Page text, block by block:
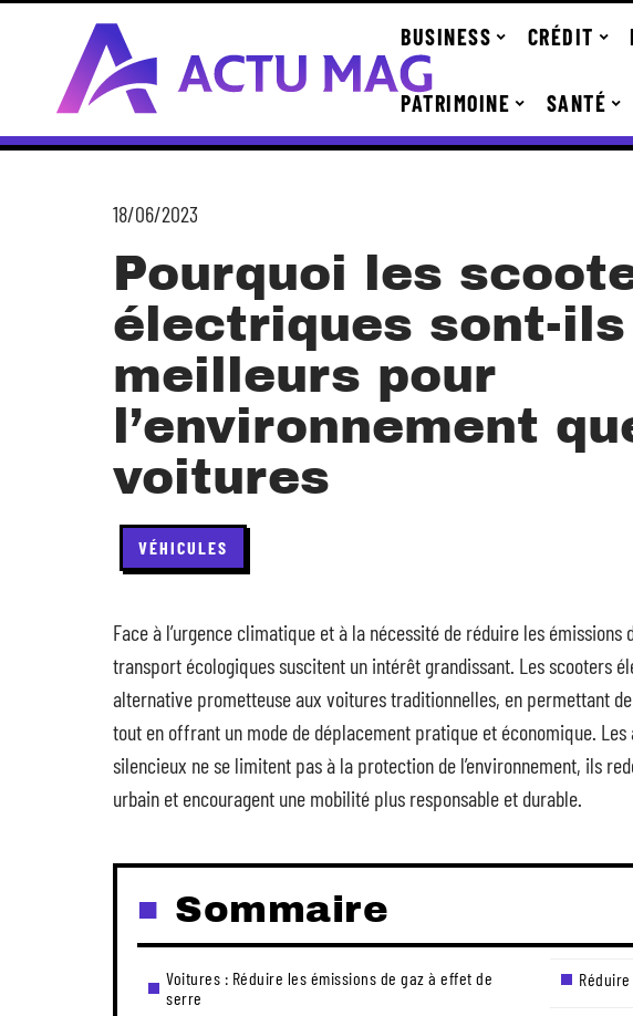
BUSINESS CRÉDIT
PATRIMOINE SANTÉ
18/06/2023
Pourquoi les
électriques sont-ils
meilleurs pour
l’environnement
voitures
VÉHICULES
Face à l’urgence climatique et à la nécessité de réduire les
transport écologiques suscitent un intérêt grandissant. Les scooters
alternative prometteuse aux voitures traditionnelles, en permettant
tout en offrant un mode de déplacement pratique et économique.
silencieux ne se limitent pas à la protection de l’environnement, ils
urbain et encouragent une mobilité plus responsable et durable.
Sommaire
Voitures : Réduire les émissions de gaz à effet de
serre